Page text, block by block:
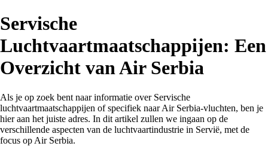
Servische
Luchtvaartmaatschappijen: Een
Overzicht van Air Serbia
Als je op zoek bent naar informatie over Servische
luchtvaartmaatschappijen of specifiek naar Air Serbia-vluchten, ben je
hier aan het juiste adres. In dit artikel zullen we ingaan op de
verschillende aspecten van de luchtvaartindustrie in Servië, met de
focus op Air Serbia.